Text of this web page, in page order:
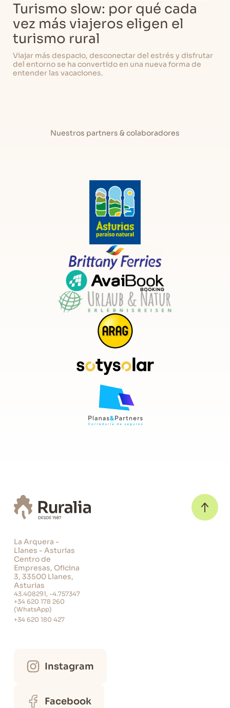
Turismo slow: por qué cada
vez más viajeros eligen el
turismo rural
Viajar más despacio, desconectar del estrés y disfrutar
del entorno se ha convertido en una nueva forma de
entender las vacaciones.
Nuestros partners & colaboradores
La Arquera -
Llanes - Asturias
Centro de
Empresas, Oficina
3, 33500 Llanes,
Asturias
43.408291, -4.757347
+34 620 178 260
(WhatsApp)
+34 620 180 427
Instagram
Facebook